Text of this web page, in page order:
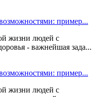
пример...
жизни людей с
- важнейшая зада...
пример...
жизни людей с